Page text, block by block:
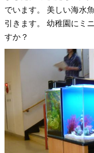
でいます。 美しい海水
引きます。 幼稚園にミ
すか？